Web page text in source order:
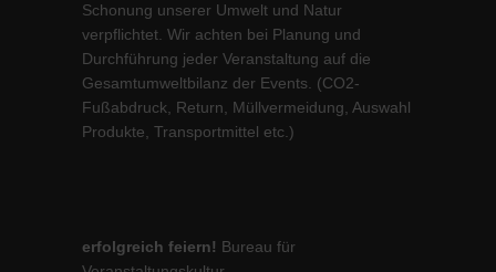
Schonung unserer Umwelt und Natur
verpflichtet. Wir achten bei Planung und
Durchführung jeder Veranstaltung auf die
Gesamtumweltbilanz der Events. (CO2-
Fußabdruck, Return, Müllvermeidung, Auswahl
Produkte, Transportmittel etc.)
erfolgreich feiern! Bureau für